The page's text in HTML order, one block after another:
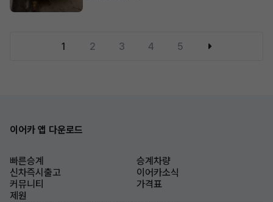
1 2 3 4 5
이어카 앱 다운로드
빠른승계
승계차량
신차즉시출고
이어카소식
커뮤니티
가격표
제원